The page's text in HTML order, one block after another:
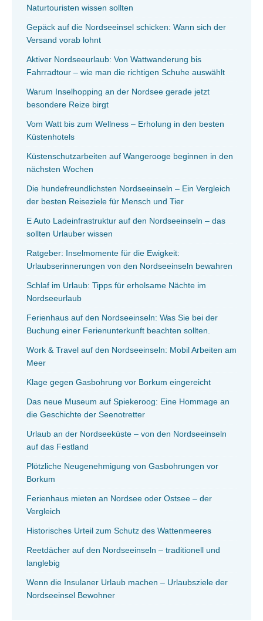
Naturtouristen wissen sollten
Gepäck auf die Nordseeinsel schicken: Wann sich der
Versand vorab lohnt
Aktiver Nordseeurlaub: Von Wattwanderung bis
Fahrradtour – wie man die richtigen Schuhe auswählt
Warum Inselhopping an der Nordsee gerade jetzt
besondere Reize birgt
Vom Watt bis zum Wellness – Erholung in den besten
Küstenhotels
Küstenschutzarbeiten auf Wangerooge beginnen in den
nächsten Wochen
Die hundefreundlichsten Nordseeinseln – Ein Vergleich
der besten Reiseziele für Mensch und Tier
E Auto Ladeinfrastruktur auf den Nordseeinseln – das
sollten Urlauber wissen
Ratgeber: Inselmomente für die Ewigkeit:
Urlaubserinnerungen von den Nordseeinseln bewahren
Schlaf im Urlaub: Tipps für erholsame Nächte im
Nordseeurlaub
Ferienhaus auf den Nordseeinseln: Was Sie bei der
Buchung einer Ferienunterkunft beachten sollten.
Work & Travel auf den Nordseeinseln: Mobil Arbeiten am
Meer
Klage gegen Gasbohrung vor Borkum eingereicht
Das neue Museum auf Spiekeroog: Eine Hommage an
die Geschichte der Seenotretter
Urlaub an der Nordseeküste – von den Nordseeinseln
auf das Festland
Plötzliche Neugenehmigung von Gasbohrungen vor
Borkum
Ferienhaus mieten an Nordsee oder Ostsee – der
Vergleich
Historisches Urteil zum Schutz des Wattenmeeres
Reetdächer auf den Nordseeinseln – traditionell und
langlebig
Wenn die Insulaner Urlaub machen – Urlaubsziele der
Nordseeinsel Bewohner